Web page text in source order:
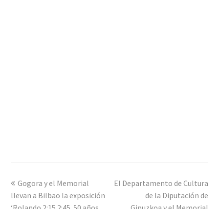
previous
post:
Gogora y el Memorial
llevan a Bilbao la exposición
next
El Departamento de Cultura
de la Diputación de